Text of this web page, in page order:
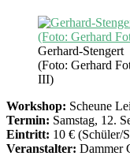
Gerhard-Stengert
(Foto: Gerhard
III)
Workshop: Scheune
Termin: Samstag, 12.
Eintritt: 10 € (Schüler/
Veranstalter: Dammer